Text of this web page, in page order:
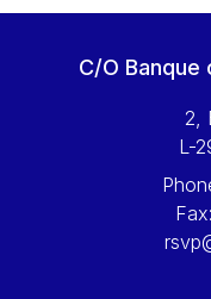
Walter
Wolfgang
Yossi Beillin
Yves
C/O
2,
L-
Fax: